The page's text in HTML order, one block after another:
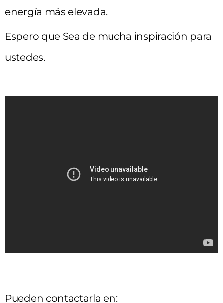
energía más elevada.
Espero que Sea de mucha inspiración para
ustedes.
Pueden contactarla en: